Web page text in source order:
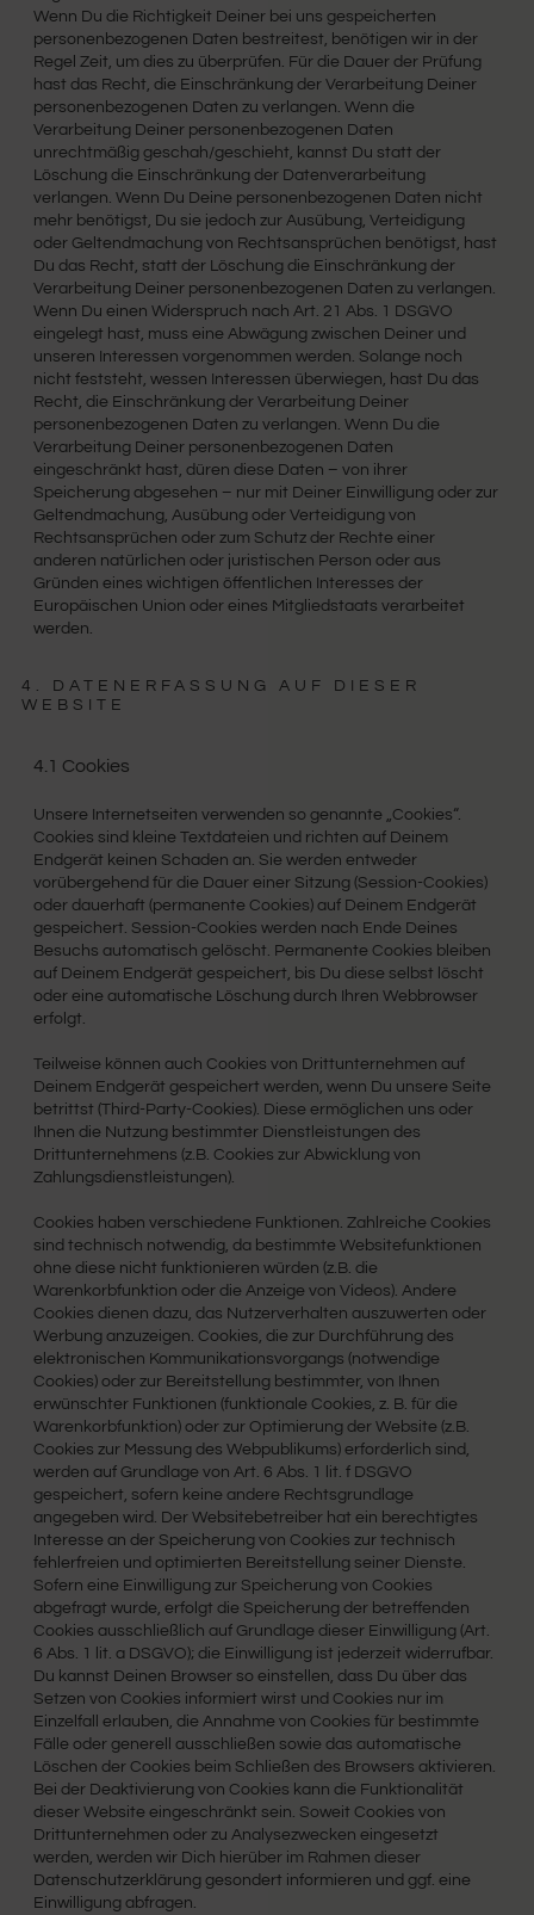
Wenn Du die Richtigkeit Deiner bei uns gespeicherten
personenbezogenen Daten bestreitest, benötigen wir in der
Regel Zeit, um dies zu überprüfen. Für die Dauer der Prüfung
hast das Recht, die Einschränkung der Verarbeitung Deiner
personenbezogenen Daten zu verlangen. Wenn die
Verarbeitung Deiner personenbezogenen Daten
unrechtmäßig geschah/geschieht, kannst Du statt der
Löschung die Einschränkung der Datenverarbeitung
verlangen. Wenn Du Deine personenbezogenen Daten nicht
mehr benötigst, Du sie jedoch zur Ausübung, Verteidigung
oder Geltendmachung von Rechtsansprüchen benötigst, hast
Du das Recht, statt der Löschung die Einschränkung der
Verarbeitung Deiner personenbezogenen Daten zu verlangen.
Wenn Du einen Widerspruch nach Art. 21 Abs. 1 DSGVO
eingelegt hast, muss eine Abwägung zwischen Deiner und
unseren Interessen vorgenommen werden. Solange noch
nicht feststeht, wessen Interessen überwiegen, hast Du das
Recht, die Einschränkung der Verarbeitung Deiner
personenbezogenen Daten zu verlangen. Wenn Du die
Verarbeitung Deiner personenbezogenen Daten
eingeschränkt hast, düren diese Daten – von ihrer
Speicherung abgesehen – nur mit Deiner Einwilligung oder zur
Geltendmachung, Ausübung oder Verteidigung von
Rechtsansprüchen oder zum Schutz der Rechte einer
anderen natürlichen oder juristischen Person oder aus
Gründen eines wichtigen öffentlichen Interesses der
Europäischen Union oder eines Mitgliedstaats verarbeitet
werden.
4. DATENERFASSUNG AUF DIESER
WEBSITE
4.1 Cookies
Unsere Internetseiten verwenden so genannte „Cookies“.
Cookies sind kleine Textdateien und richten auf Deinem
Endgerät keinen Schaden an. Sie werden entweder
vorübergehend für die Dauer einer Sitzung (Session-Cookies)
oder dauerhaft (permanente Cookies) auf Deinem Endgerät
gespeichert. Session-Cookies werden nach Ende Deines
Besuchs automatisch gelöscht. Permanente Cookies bleiben
auf Deinem Endgerät gespeichert, bis Du diese selbst löscht
oder eine automatische Löschung durch Ihren Webbrowser
erfolgt.
Teilweise können auch Cookies von Drittunternehmen auf
Deinem Endgerät gespeichert werden, wenn Du unsere Seite
betrittst (Third-Party-Cookies). Diese ermöglichen uns oder
Ihnen die Nutzung bestimmter Dienstleistungen des
Drittunternehmens (z.B. Cookies zur Abwicklung von
Zahlungsdienstleistungen).
Cookies haben verschiedene Funktionen. Zahlreiche Cookies
sind technisch notwendig, da bestimmte Websitefunktionen
ohne diese nicht funktionieren würden (z.B. die
Warenkorbfunktion oder die Anzeige von Videos). Andere
Cookies dienen dazu, das Nutzerverhalten auszuwerten oder
Werbung anzuzeigen. Cookies, die zur Durchführung des
elektronischen Kommunikationsvorgangs (notwendige
Cookies) oder zur Bereitstellung bestimmter, von Ihnen
erwünschter Funktionen (funktionale Cookies, z. B. für die
Warenkorbfunktion) oder zur Optimierung der Website (z.B.
Cookies zur Messung des Webpublikums) erforderlich sind,
werden auf Grundlage von Art. 6 Abs. 1 lit. f DSGVO
gespeichert, sofern keine andere Rechtsgrundlage
angegeben wird. Der Websitebetreiber hat ein berechtigtes
Interesse an der Speicherung von Cookies zur technisch
fehlerfreien und optimierten Bereitstellung seiner Dienste.
Sofern eine Einwilligung zur Speicherung von Cookies
abgefragt wurde, erfolgt die Speicherung der betreffenden
Cookies ausschließlich auf Grundlage dieser Einwilligung (Art.
6 Abs. 1 lit. a DSGVO); die Einwilligung ist jederzeit widerrufbar.
Du kannst Deinen Browser so einstellen, dass Du über das
Setzen von Cookies informiert wirst und Cookies nur im
Einzelfall erlauben, die Annahme von Cookies für bestimmte
Fälle oder generell ausschließen sowie das automatische
Löschen der Cookies beim Schließen des Browsers aktivieren.
Bei der Deaktivierung von Cookies kann die Funktionalität
dieser Website eingeschränkt sein. Soweit Cookies von
Drittunternehmen oder zu Analysezwecken eingesetzt
werden, werden wir Dich hierüber im Rahmen dieser
Datenschutzerklärung gesondert informieren und ggf. eine
Einwilligung abfragen.